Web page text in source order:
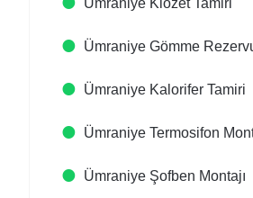
Ümraniye Klozet Tamiri
Ümraniye Gömme
Ümraniye Kalorifer Tamiri
Ümraniye Termosifon
Ümraniye Şofben Montajı